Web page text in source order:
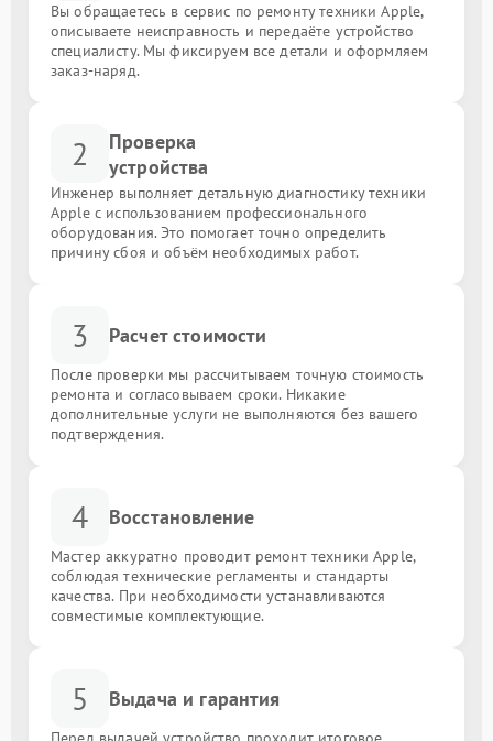
Вы обращаетесь в сервис по ремонту техники Apple,
описываете неисправность и передаёте устройство
специалисту. Мы фиксируем все детали и оформляем
заказ-наряд.
2
Проверка
устройства
Инженер выполняет детальную диагностику техники
Apple с использованием профессионального
оборудования. Это помогает точно определить
причину сбоя и объём необходимых работ.
3 Расчет стоимости
После проверки мы рассчитываем точную стоимость
ремонта и согласовываем сроки. Никакие
дополнительные услуги не выполняются без вашего
подтверждения.
4 Восстановление
Мастер аккуратно проводит ремонт техники Apple,
соблюдая технические регламенты и стандарты
качества. При необходимости устанавливаются
совместимые комплектующие.
5 Выдача и гарантия